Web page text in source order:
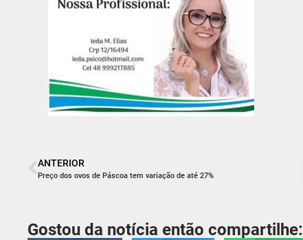
ANTERIOR
Preço dos ovos de Páscoa tem variação de até 27%
Gostou da notícia então compartilhe: